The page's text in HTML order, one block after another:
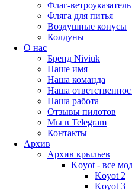
Флаг-ветроуказатель
Фляга для питья
Воздушные конусы
Колдуны
О нас
Бренд Niviuk
Наше имя
Наша команда
Наша
Наша работа
Отзывы пилотов
Мы в Telegram
Контакты
Архив
Архив крыльев
Koyot - все
Koyot 2
Koyot 3